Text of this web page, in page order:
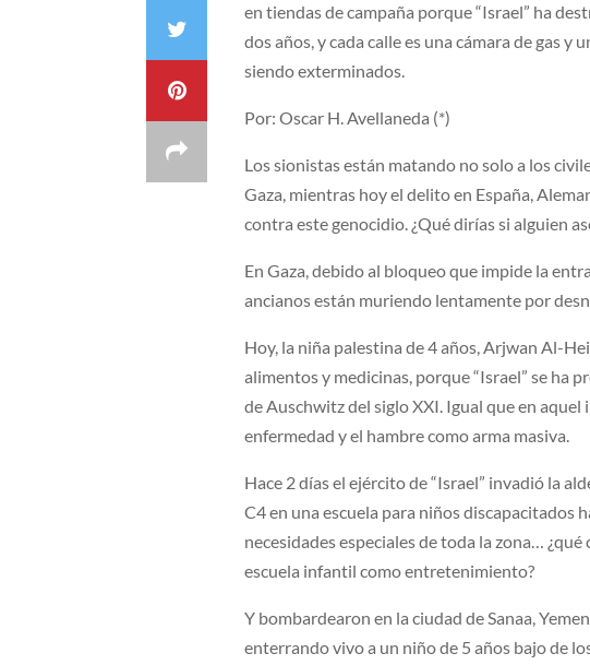
en tiendas de campaña porque “Israel” ha
dos años, y cada calle es una cámara de gas
siendo exterminados.
Por: Oscar H. Avellaneda (*)
Los sionistas están matando no solo a los
Gaza, mientras hoy el delito en España,
contra este genocidio. ¿Qué dirías si alguien
En Gaza, debido al bloqueo que impide la
ancianos están muriendo lentamente por
Hoy, la niña palestina de 4 años, Arjwan Al-
alimentos y medicinas, porque “Israel” se ha
de Auschwitz del siglo XXI. Igual que en
enfermedad y el hambre como arma masiva.
Hace 2 días el ejército de “Israel” invadió la
C4 en una escuela para niños discapacitados
necesidades especiales de toda la zona…
escuela infantil como entretenimiento?
Y bombardearon en la ciudad de Sanaa,
enterrando vivo a un niño de 5 años bajo de